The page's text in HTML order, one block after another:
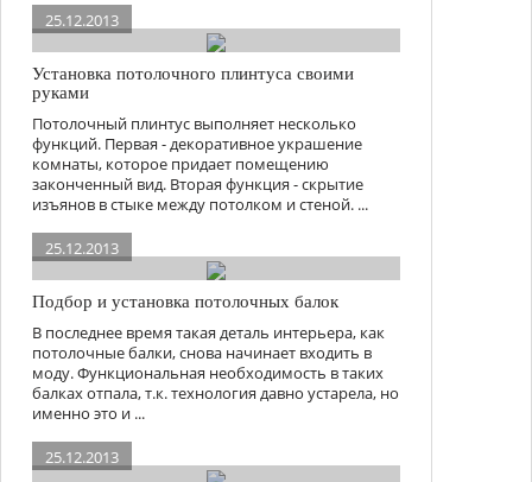
25.12.2013
Установка потолочного плинтуса своими
руками
Потолочный плинтус выполняет несколько
функций. Первая - декоративное украшение
комнаты, которое придает помещению
законченный вид. Вторая функция - скрытие
изъянов в стыке между потолком и стеной. ...
25.12.2013
Подбор и установка потолочных балок
В последнее время такая деталь интерьера, как
потолочные балки, снова начинает входить в
моду. Функциональная необходимость в таких
балках отпала, т.к. технология давно устарела, но
именно это и ...
25.12.2013